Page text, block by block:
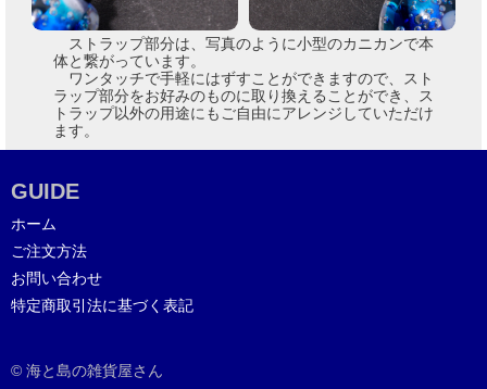
ストラップ部分は、写真のように小型のカニカンで本
体と繋がっています。
ワンタッチで手軽にはずすことができますので、スト
ラップ部分をお好みのものに取り換えることができ、ス
トラップ以外の用途にもご自由にアレンジしていただけ
ます。
GUIDE
ホーム
ご注文方法
お問い合わせ
特定商取引法に基づく表記
© 海と島の雑貨屋さん